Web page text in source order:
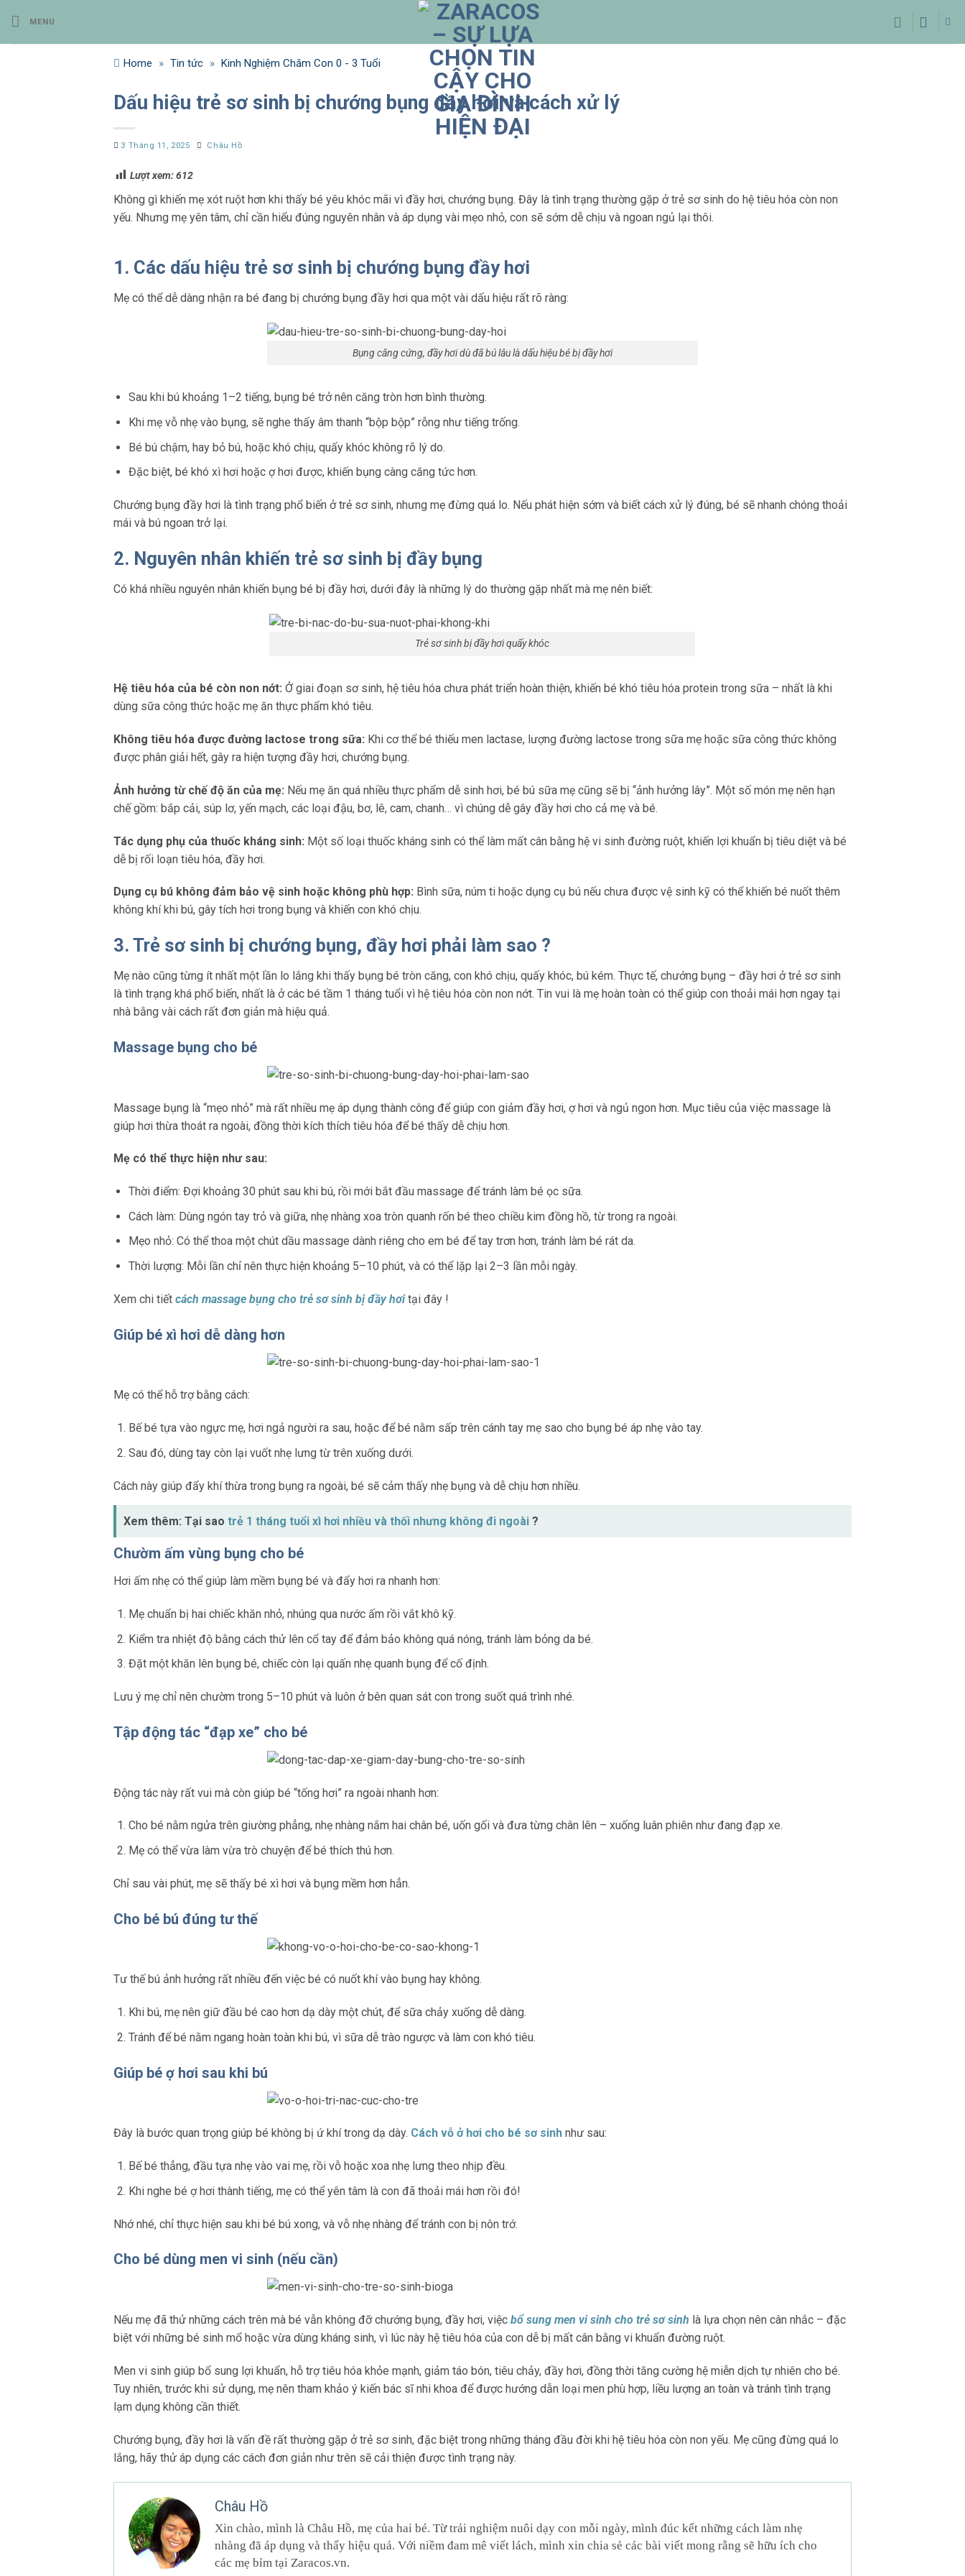
qua
nội
MENU
Home » Tin tức » Kinh Nghiệm Chăm Con 0 - 3 Tuổi
Dấu hiệu trẻ sơ sinh bị chướng bụng đầy hơi và cách xử lý
3 Tháng 11, 2025 Châu Hồ
Lượt xem:612
Không gì khiến mẹ xót ruột hơn khi thấy bé yêu khóc mãi vì đầy hơi, chướng bụng. Đây là tình trạng thường gặp ở trẻ sơ sinh do hệ tiêu hóa còn non
yếu. Nhưng mẹ yên tâm, chỉ cần hiểu đúng nguyên nhân và áp dụng vài mẹo nhỏ, con sẽ sớm dễ chịu và ngoan ngủ lại thôi.
1. Các dấu hiệu trẻ sơ sinh bị chướng bụng đầy hơi
Mẹ có thể dễ dàng nhận ra bé đang bị chướng bụng đầy hơi qua một vài dấu hiệu rất rõ ràng:
Bụng căng cứng, đầy hơi dù đã bú lâu là dấu hiệu bé bị đầy hơi
Sau khi bú khoảng 1–2 tiếng, bụng bé trở nên căng tròn hơn bình thường.
Khi mẹ vỗ nhẹ vào bụng, sẽ nghe thấy âm thanh “bộp bộp” rỗng như tiếng trống.
Bé bú chậm, hay bỏ bú, hoặc khó chịu, quấy khóc không rõ lý do.
Đặc biệt, bé khó xì hơi hoặc ợ hơi được, khiến bụng càng căng tức hơn.
Chướng bụng đầy hơi là tình trạng phổ biến ở trẻ sơ sinh, nhưng mẹ đừng quá lo. Nếu phát hiện sớm và biết cách xử lý đúng, bé sẽ nhanh chóng thoải
mái và bú ngoan trở lại.
2. Nguyên nhân khiến trẻ sơ sinh bị đầy bụng
Có khá nhiều nguyên nhân khiến bụng bé bị đầy hơi, dưới đây là những lý do thường gặp nhất mà mẹ nên biết:
Trẻ sơ sinh bị đầy hơi quấy khóc
Hệ tiêu hóa của bé còn non nớt: Ở giai đoạn sơ sinh, hệ tiêu hóa chưa phát triển hoàn thiện, khiến bé khó tiêu hóa protein trong sữa – nhất là khi
dùng sữa công thức hoặc mẹ ăn thực phẩm khó tiêu.
Không tiêu hóa được đường lactose trong sữa: Khi cơ thể bé thiếu men lactase, lượng đường lactose trong sữa mẹ hoặc sữa công thức không
được phân giải hết, gây ra hiện tượng đầy hơi, chướng bụng.
Ảnh hưởng từ chế độ ăn của mẹ: Nếu mẹ ăn quá nhiều thực phẩm dễ sinh hơi, bé bú sữa mẹ cũng sẽ bị “ảnh hưởng lây”. Một số món mẹ nên hạn
chế gồm: bắp cải, súp lơ, yến mạch, các loại đậu, bơ, lê, cam, chanh… vì chúng dễ gây đầy hơi cho cả mẹ và bé.
Tác dụng phụ của thuốc kháng sinh: Một số loại thuốc kháng sinh có thể làm mất cân bằng hệ vi sinh đường ruột, khiến lợi khuẩn bị tiêu diệt và bé
dễ bị rối loạn tiêu hóa, đầy hơi.
Dụng cụ bú không đảm bảo vệ sinh hoặc không phù hợp: Bình sữa, núm ti hoặc dụng cụ bú nếu chưa được vệ sinh kỹ có thể khiến bé nuốt thêm
không khí khi bú, gây tích hơi trong bụng và khiến con khó chịu.
3. Trẻ sơ sinh bị chướng bụng, đầy hơi phải làm sao ?
Mẹ nào cũng từng ít nhất một lần lo lắng khi thấy bụng bé tròn căng, con khó chịu, quấy khóc, bú kém. Thực tế, chướng bụng – đầy hơi ở trẻ sơ sinh
là tình trạng khá phổ biến, nhất là ở các bé tầm 1 tháng tuổi vì hệ tiêu hóa còn non nớt. Tin vui là mẹ hoàn toàn có thể giúp con thoải mái hơn ngay tại
nhà bằng vài cách rất đơn giản mà hiệu quả.
Massage bụng cho bé
Massage bụng là “mẹo nhỏ” mà rất nhiều mẹ áp dụng thành công để giúp con giảm đầy hơi, ợ hơi và ngủ ngon hơn. Mục tiêu của việc massage là
giúp hơi thừa thoát ra ngoài, đồng thời kích thích tiêu hóa để bé thấy dễ chịu hơn.
Mẹ có thể thực hiện như sau:
Thời điểm: Đợi khoảng 30 phút sau khi bú, rồi mới bắt đầu massage để tránh làm bé ọc sữa.
Cách làm: Dùng ngón tay trỏ và giữa, nhẹ nhàng xoa tròn quanh rốn bé theo chiều kim đồng hồ, từ trong ra ngoài.
Mẹo nhỏ: Có thể thoa một chút dầu massage dành riêng cho em bé để tay trơn hơn, tránh làm bé rát da.
Thời lượng: Mỗi lần chỉ nên thực hiện khoảng 5–10 phút, và có thể lặp lại 2–3 lần mỗi ngày.
Xem chi tiết cách massage bụng cho trẻ sơ sinh bị đầy hơi tại đây !
Giúp bé xì hơi dễ dàng hơn
Mẹ có thể hỗ trợ bằng cách:
Bế bé tựa vào ngực mẹ, hơi ngả người ra sau, hoặc để bé nằm sấp trên cánh tay mẹ sao cho bụng bé áp nhẹ vào tay.
Sau đó, dùng tay còn lại vuốt nhẹ lưng từ trên xuống dưới.
Cách này giúp đẩy khí thừa trong bụng ra ngoài, bé sẽ cảm thấy nhẹ bụng và dễ chịu hơn nhiều.
Xem thêm: Tại sao trẻ 1 tháng tuổi xì hơi nhiều và thối nhưng không đi ngoài?
Chườm ấm vùng bụng cho bé
Hơi ấm nhẹ có thể giúp làm mềm bụng bé và đẩy hơi ra nhanh hơn:
Mẹ chuẩn bị hai chiếc khăn nhỏ, nhúng qua nước ấm rồi vắt khô kỹ.
Kiểm tra nhiệt độ bằng cách thử lên cổ tay để đảm bảo không quá nóng, tránh làm bỏng da bé.
Đặt một khăn lên bụng bé, chiếc còn lại quấn nhẹ quanh bụng để cố định.
Lưu ý mẹ chỉ nên chườm trong 5–10 phút và luôn ở bên quan sát con trong suốt quá trình nhé.
Tập động tác “đạp xe” cho bé
Động tác này rất vui mà còn giúp bé “tống hơi” ra ngoài nhanh hơn:
Cho bé nằm ngửa trên giường phẳng, nhẹ nhàng nắm hai chân bé, uốn gối và đưa từng chân lên – xuống luân phiên như đang đạp xe.
Mẹ có thể vừa làm vừa trò chuyện để bé thích thú hơn.
Chỉ sau vài phút, mẹ sẽ thấy bé xì hơi và bụng mềm hơn hẳn.
Cho bé bú đúng tư thế
Tư thế bú ảnh hưởng rất nhiều đến việc bé có nuốt khí vào bụng hay không.
Khi bú, mẹ nên giữ đầu bé cao hơn dạ dày một chút, để sữa chảy xuống dễ dàng.
Tránh để bé nằm ngang hoàn toàn khi bú, vì sữa dễ trào ngược và làm con khó tiêu.
Giúp bé ợ hơi sau khi bú
Đây là bước quan trọng giúp bé không bị ứ khí trong dạ dày. Cách vỗ ở hơi cho bé sơ sinh như sau:
Bế bé thẳng, đầu tựa nhẹ vào vai mẹ, rồi vỗ hoặc xoa nhẹ lưng theo nhịp đều.
Khi nghe bé ợ hơi thành tiếng, mẹ có thể yên tâm là con đã thoải mái hơn rồi đó!
Nhớ nhé, chỉ thực hiện sau khi bé bú xong, và vỗ nhẹ nhàng để tránh con bị nôn trớ.
Cho bé dùng men vi sinh (nếu cần)
Nếu mẹ đã thử những cách trên mà bé vẫn không đỡ chướng bụng, đầy hơi, việc bổ sung men vi sinh cho trẻ sơ sinh là lựa chọn nên cân nhắc – đặc
biệt với những bé sinh mổ hoặc vừa dùng kháng sinh, vì lúc này hệ tiêu hóa của con dễ bị mất cân bằng vi khuẩn đường ruột.
Men vi sinh giúp bổ sung lợi khuẩn, hỗ trợ tiêu hóa khỏe mạnh, giảm táo bón, tiêu chảy, đầy hơi, đồng thời tăng cường hệ miễn dịch tự nhiên cho bé.
Tuy nhiên, trước khi sử dụng, mẹ nên tham khảo ý kiến bác sĩ nhi khoa để được hướng dẫn loại men phù hợp, liều lượng an toàn và tránh tình trạng
lạm dụng không cần thiết.
Chướng bụng, đầy hơi là vấn đề rất thường gặp ở trẻ sơ sinh, đặc biệt trong những tháng đầu đời khi hệ tiêu hóa còn non yếu. Mẹ cũng đừng quá lo
lắng, hãy thử áp dụng các cách đơn giản như trên sẽ cải thiện được tình trạng này.
Châu Hồ
Xin chào, mình là Châu Hồ, mẹ của hai bé. Từ trải nghiệm nuôi dạy con mỗi ngày, mình đúc kết những cách làm nhẹ
nhàng đã áp dụng và thấy hiệu quả. Với niềm đam mê viết lách, mình xin chia sẻ các bài viết mong rằng sẽ hữu ích cho
các mẹ bỉm tại Zaracos.vn.